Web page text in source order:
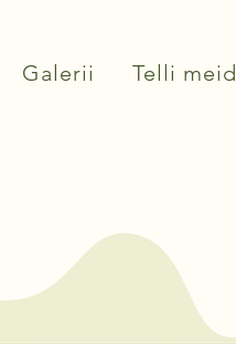
Galerii Telli meid